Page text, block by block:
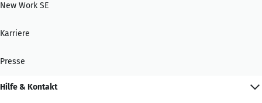
New Work SE
Karriere
Presse
Hilfe & Kontakt